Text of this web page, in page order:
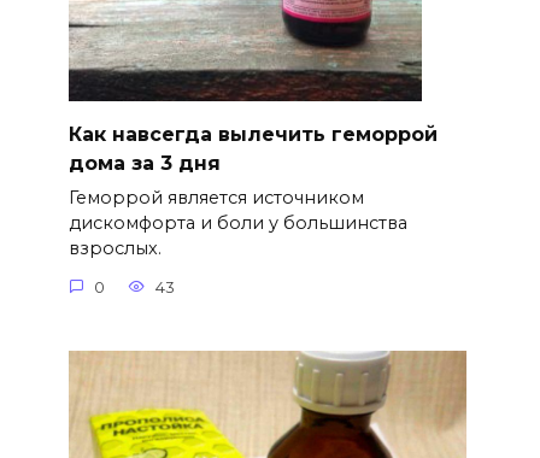
Как навсегда вылечить геморрой
дома за 3 дня
Геморрой является источником
дискомфорта и боли у большинства
взрослых.
0 43